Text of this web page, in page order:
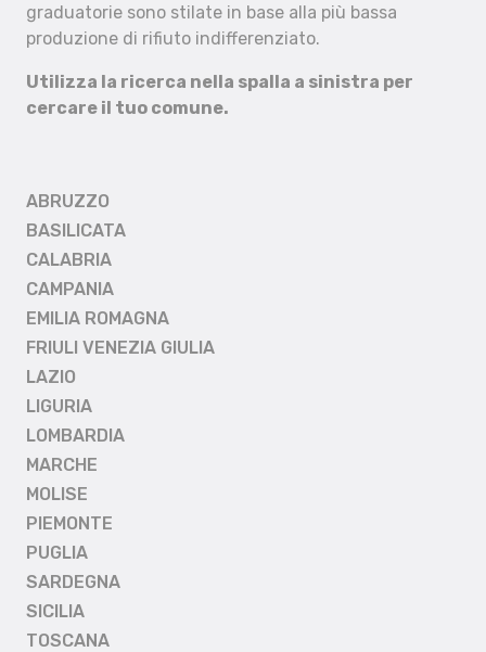
graduatorie sono stilate in base alla più bassa
produzione di rifiuto indifferenziato.
Utilizza la ricerca nella spalla a sinistra per
cercare il tuo comune.
ABRUZZO
BASILICATA
CALABRIA
CAMPANIA
EMILIA ROMAGNA
FRIULI VENEZIA GIULIA
LAZIO
LIGURIA
LOMBARDIA
MARCHE
MOLISE
PIEMONTE
PUGLIA
SARDEGNA
SICILIA
TOSCANA